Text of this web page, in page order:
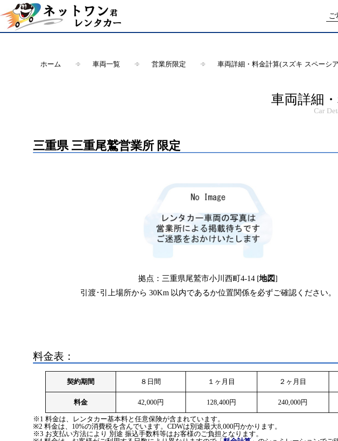
Warning: Undefined array key "HTTP_ACCEPT_LANGUAGE" in /home/drpnw/netwankun.com/
ホーム 車両一覧 営業所限定 車両詳細・料金計算(スズキ スペー
車両詳細
Car
三重県 三重尾鷲営業所 限定
拠点：三重県尾鷲市小川西町4-14 [地図]
引渡･引上場所から 30Km 以内であるか位置関係を必ずご確認ください。
料金表：
契約期間 ８日間 １ヶ月目 ２ヶ月目
料金 42,000円 128,400円 240,000円
※1 料金は、レンタカー基本料と任意保険が含まれています。
※2 料金は、10%の消費税を含んでいます。CDWは別途最大8,000円かかります。
※3 お支払い方法により 別途 振込手数料等はお客様のご負担となります。